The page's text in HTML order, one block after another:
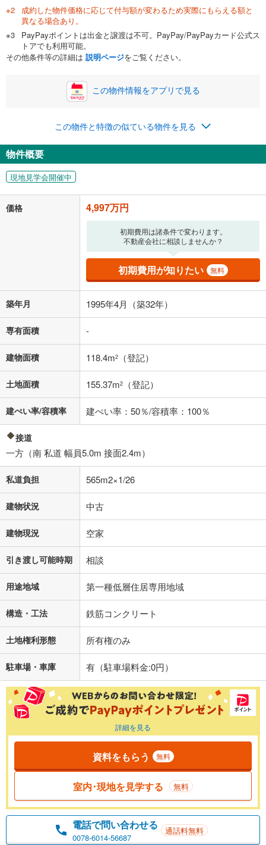
0万円 4,997万円
自己資金から住宅購入にかけられる金額を入力してくださ
い。一般的には物件価格の2割までが目安です。
閉じる
ボーナス
万円
0円
ナス時の増額分（1回分）を入力してください。
ボーナス払いの限度額は金融機関によって異なります。
閉じる
月々の返済額
る値は、実際の金融機関等における貸出金利とは何ら関係がなく、実際
の金融機関等における貸出金利を何ら保証するものではありません。返
済方法「元利均等返済」にて算出しております。入力された金利を35年
適用した場合の計算結果を表示しています。
その他月額費用や、初期費用がかかります。ご注意ください。実際にお
借り入れの際は各金融機関等に、必ずご自身でご確認をお願いいたしま
条件によってお借り入れができないことがあります。
不動産会社に購入相談をする 無料
閉じる
成約した物件価格に応じて付与額が変わるため実際にもらえる額と
異なる場合あり。
PayPayポイントは出金と譲渡は不可。PayPay/PayPayカード公式ス
トアでも利用可能。
その他条件等の詳細は 説明ページをご覧ください。
この物件情報をアプリで見る
この物件と特徴の似ている物件を見る
物件概要
現地見学会開催中
価格 4,997万円
初期費用は諸条件で変わります。
不動産会社に相談しませんか？
初期費用が知りたい 無料
築年月 1995年4月（築32年）
専有面積 -
建物面積 118.4m2 （登記）
土地面積 155.37m2 （登記）
建ぺい率/容積率 建ぺい率：50％/容積率：100％
接道
一方（南 私道 幅員5.0m 接面2.4m）
私道負担 565m2×1/26
建物状況 中古
建物現況 空家
引き渡し可能時期 相談
用途地域 第一種低層住居専用地域
構造・工法 鉄筋コンクリート
土地権利形態 所有権のみ
駐車場・車庫 有（駐車場料金:0円）
詳細を見る
資料をもらう 無料
室内･現地を見学する 無料
電話で問い合わせる
0078-6014-56687
通話料無料